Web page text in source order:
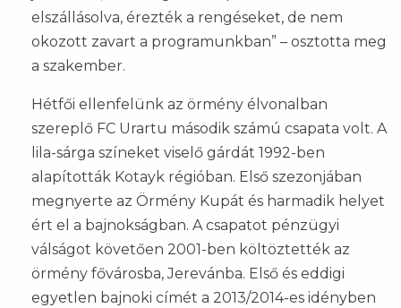
elszállásolva, érezték a rengéseket, de nem
okozott zavart a programunkban” – osztotta meg
a szakember.
Hétfői ellenfelünk az örmény élvonalban
szereplő FC Urartu második számú csapata volt. A
lila-sárga színeket viselő gárdát 1992-ben
alapították Kotayk régióban. Első szezonjában
megnyerte az Örmény Kupát és harmadik helyet
ért el a bajnokságban. A csapatot pénzügyi
válságot követően 2001-ben költöztették az
örmény fővárosba, Jerevánba. Első és eddigi
egyetlen bajnoki címét a 2013/2014-es idényben